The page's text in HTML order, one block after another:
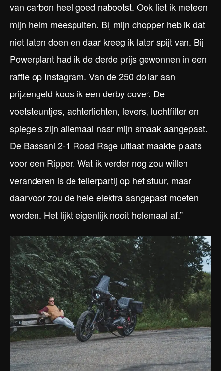
van carbon heel goed nabootst. Ook liet ik meteen
mijn helm meespuiten. Bij mijn chopper heb ik dat
niet laten doen en daar kreeg ik later spijt van. Bij
Powerplant had ik de derde prijs gewonnen in een
raffle op Instagram. Van de 250 dollar aan
prijzengeld koos ik een derby cover. De
voetsteuntjes, achterlichten, levers, luchtfilter en
spiegels zijn allemaal naar mijn smaak aangepast.
De Bassani 2-1 Road Rage uitlaat maakte plaats
voor een Ripper. Wat ik verder nog zou willen
veranderen is de tellerpartij op het stuur, maar
daarvoor zou de hele elektra aangepast moeten
worden. Het lijkt eigenlijk nooit helemaal af.”